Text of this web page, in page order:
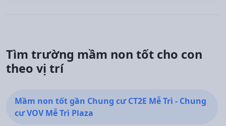
Tìm trường mầm non tốt cho con
theo vị trí
Mầm non tốt gần Chung cư CT2E Mễ Trì - Chung
cư VOV Mễ Trì Plaza